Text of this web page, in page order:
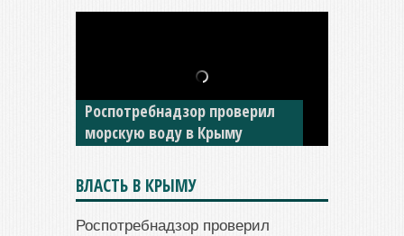
Роспотребнадзор проверил
морскую воду в Крыму
В Крыму у жителя Саки
изъяли автомобиль —
накопил долги по штрафам
ГИБДД
ВЛАСТЬ В КРЫМУ
Роспотребнадзор проверил